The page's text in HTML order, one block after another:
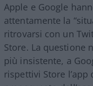
Apple e Google
attentamente la
ritrovarsi con un
Store. La questione
più insistente, a
rispettivi Store